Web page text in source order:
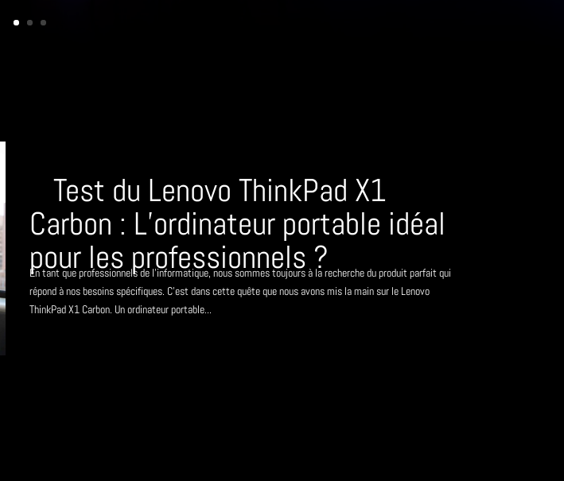
Test du Lenovo ThinkPad X1
Carbon : L’ordinateur portable idéal
pour les professionnels ?
En tant que professionnels de l'informatique, nous sommes toujours à la recherche du produit parfait qui
répond à nos besoins spécifiques. C'est dans cette quête que nous avons mis la main sur le Lenovo
ThinkPad X1 Carbon. Un ordinateur portable...